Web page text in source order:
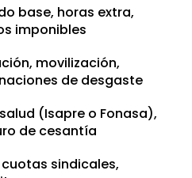
base, horas extra,
imponibles
movilización,
de desgaste
salud (Isapre o Fonasa),
de cesantía
cuotas sindicales,